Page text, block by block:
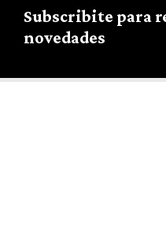
Subscribite para
novedades